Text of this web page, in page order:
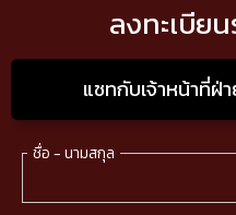
แชทกับเจ้าหน้าที่ฝ่
ลงทะเบีย
ชื่อ - นามสกุล